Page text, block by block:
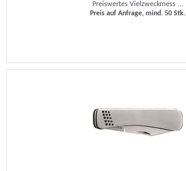
Preiswertes Vielzweckmess ...
Preis auf Anfrage, mind. 50 Stk.